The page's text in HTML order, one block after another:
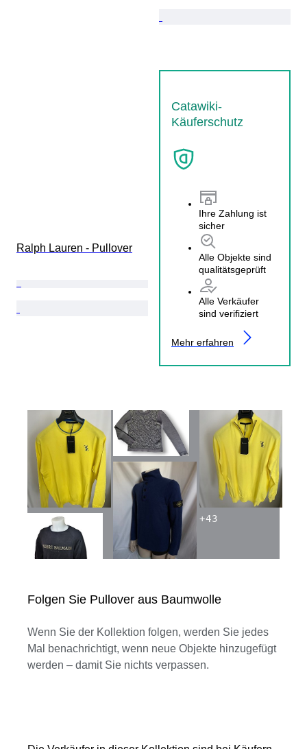
Ralph Lauren - Pullover
Catawiki-
Käuferschutz
Ihre Zahlung ist
sicher
Alle Objekte sind
qualitätsgeprüft
Alle Verkäufer
sind verifiziert
Mehr erfahren
Folgen Sie Pullover aus Baumwolle
Wenn Sie der Kollektion folgen, werden Sie jedes
Mal benachrichtigt, wenn neue Objekte hinzugefügt
werden – damit Sie nichts verpassen.
+43